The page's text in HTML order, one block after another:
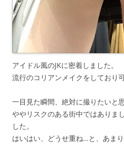
アイドル風のJKに密着しました。
流行のコリアンメイクをしており
一目見た瞬間、絶対に撮りたいと
ややリスクのある街中ではありま
した。
はいはい、どうせ重ね…と、あま